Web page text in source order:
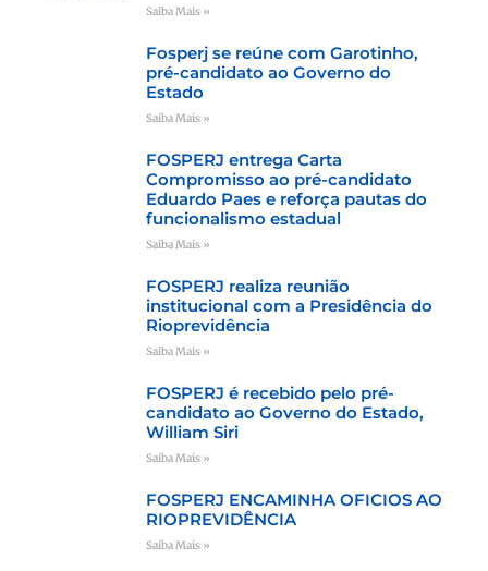
Saiba Mais »
Fosperj se reúne com Garotinho,
pré-candidato ao Governo do
Estado
Saiba Mais »
FOSPERJ entrega Carta
Compromisso ao pré-candidato
Eduardo Paes e reforça pautas do
funcionalismo estadual
Saiba Mais »
FOSPERJ realiza reunião
institucional com a Presidência do
Rioprevidência
Saiba Mais »
FOSPERJ é recebido pelo pré-
candidato ao Governo do Estado,
William Siri
Saiba Mais »
FOSPERJ ENCAMINHA OFICIOS AO
RIOPREVIDÊNCIA
Saiba Mais »